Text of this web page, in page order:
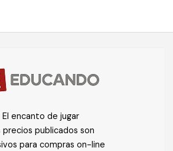
El encanto de jugar
precios publicados son
para compras on-line